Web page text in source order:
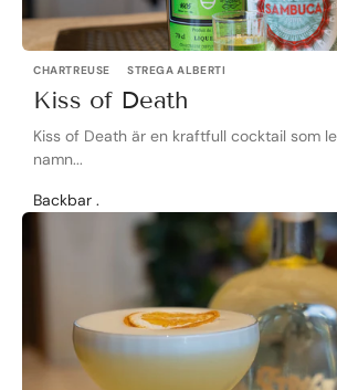
CHARTREUSE STREGA ALBERTI
Kiss of Death
Kiss of Death är en kraftfull cocktail som
namn...
Backbar .